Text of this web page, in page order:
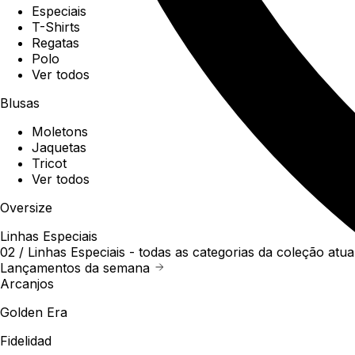
Especiais
T-Shirts
Regatas
Polo
Ver todos
Blusas
Moletons
Jaquetas
Tricot
Ver todos
Oversize
Linhas Especiais
02 / Linhas Especiais - todas as categorias da coleção
Lançamentos da semana
Arcanjos
Golden Era
Fidelidad